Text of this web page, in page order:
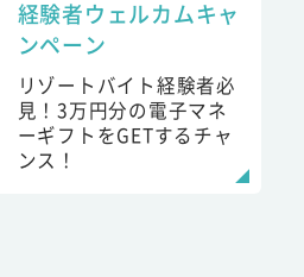
経験者ウェルカムキャ
ンペーン
リゾートバイト経験者必
見！3万円分の電子マネ
ーギフトをGETするチャ
ンス！